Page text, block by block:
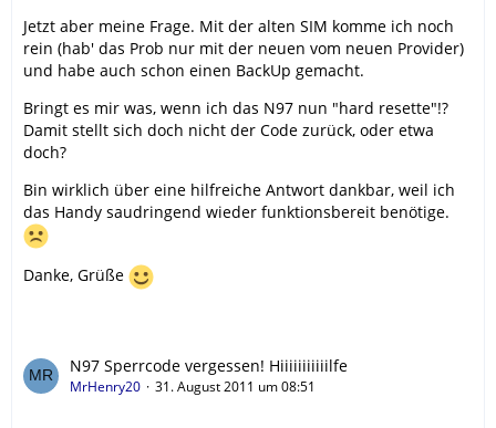
Jetzt aber meine Frage. Mit der alten SIM komme ich noch
rein (hab' das Prob nur mit der neuen vom neuen Provider)
und habe auch schon einen BackUp gemacht.
Bringt es mir was, wenn ich das N97 nun "hard resette"!?
Damit stellt sich doch nicht der Code zurück, oder etwa
doch?
Bin wirklich über eine hilfreiche Antwort dankbar, weil ich
das Handy saudringend wieder funktionsbereit benötige.
Danke, Grüße
N97 Sperrcode vergessen! Hiiiiiiiiiiilfe
MrHenry20 31. August 2011 um 08:51